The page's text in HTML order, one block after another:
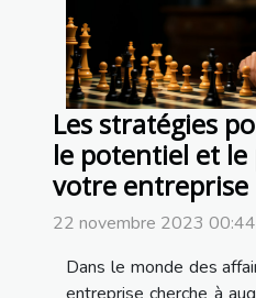
Les stratégies
le potentiel et
votre entreprise
22 novembre 2023 00:44
Dans le monde des